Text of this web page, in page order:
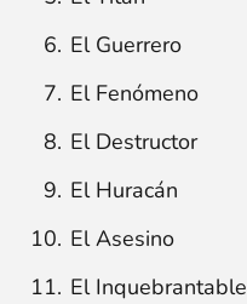
El Guerrero
El Fenómeno
El Destructor
El Huracán
El Asesino
El Inquebrantable